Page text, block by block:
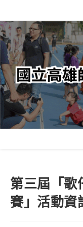
轉
至
主
內
容
第三屆「歌
賽」活動資